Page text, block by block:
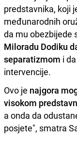
predstavnika, koji
međunarodnih
da mu obezbijede
Miloradu Dodiku
separatizmom i
intervencije.
Ovo je najgora
visokom
a onda da
posjete", smatra